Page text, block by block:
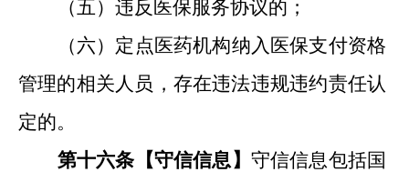
（五）违反医保服务协议的；
（六） 定点医药机构纳入医保支付资格
管理的相关人员，存在违法违规违约责任认
定的。
第十六条【守信信息】 守信信息包括国